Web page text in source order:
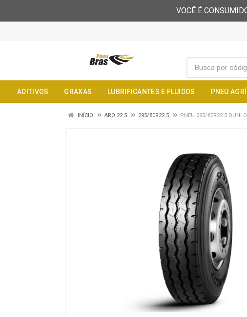
VOCÊ É
ADITIVOS GRAXAS LUBRIFICANTES E FLUIDOS PNEU
INÍCIO ARO 22.5 295/80R22.5 PNEU 295/80R22.5